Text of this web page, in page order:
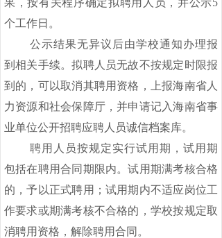
果，按有关程序确定拟聘用人员，并公示5
个工作日。
公示结果无异议后由学校通知办理报
到相关手续。拟聘人员无故不按规定时限报
到的，可以取消其聘用资格，上报海南省人
力资源和社会保障厅，并申请记入海南省事
业单位公开招聘应聘人员诚信档案库。
聘用人员按规定实行试用期，试用期
包括在聘用合同期限内。试用期满考核合格
的，予以正式聘用；试用期内不适应岗位工
作要求或期满考核不合格的，学校按规定取
消聘用资格，解除聘用合同。